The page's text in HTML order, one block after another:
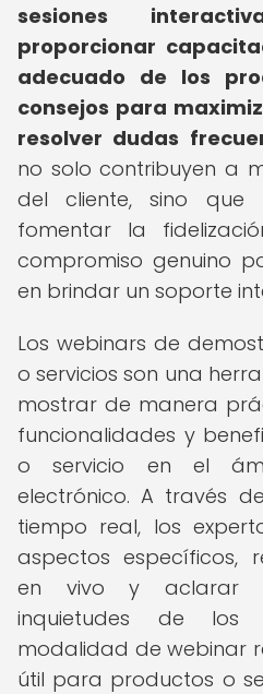
sesiones
proporcionar
adecuado de los
consejos para
resolver dudas
no solo contribuyen a
del cliente, sino que
fomentar la
compromiso genuino
en brindar un soporte
Los webinars de
o servicios son una
mostrar de manera
funcionalidades y
o servicio en el
electrónico. A través
tiempo real, los
aspectos específicos,
en vivo y aclarar
inquietudes de los
modalidad de webinar
útil para productos o